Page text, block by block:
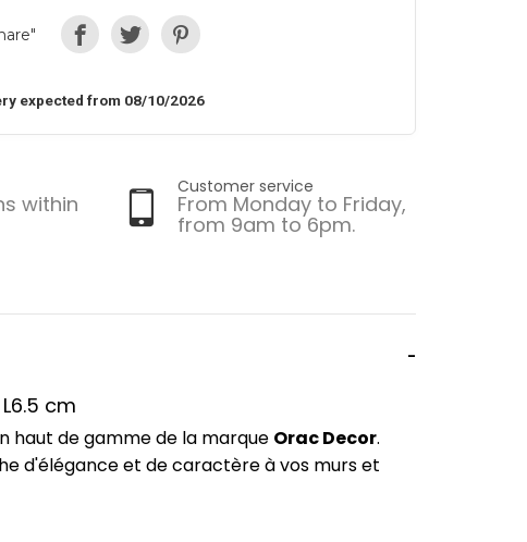
expected from 08/10/2026
within
Customer service
From Monday to Friday,
from 9am to 6pm.
cm
haut de gamme de la marque Orac Decor.
d'élégance et de caractère à vos murs et